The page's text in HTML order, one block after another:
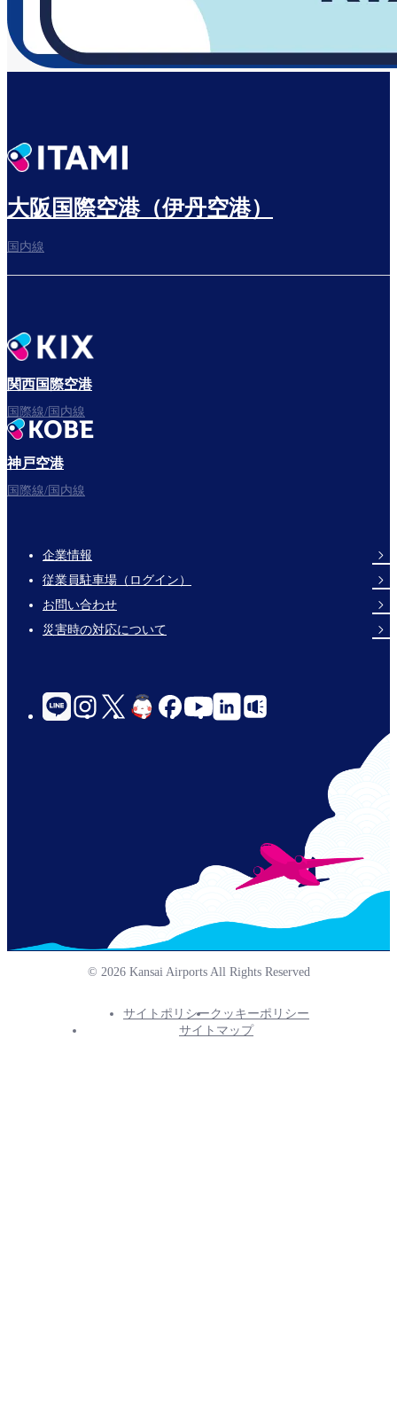
大阪国際空港（伊丹空港）
国内線
関西国際空港
国際線/国内線
神戸空港
国際線/国内線
Footer
Links
企業情報
従業員駐車場（ログイン）
お問い合わせ
災害時の対応について
social-
links-
© 2026 Kansai Airports All Rights Reserved
サイトポリシークッキーポリシー
サイトマップ